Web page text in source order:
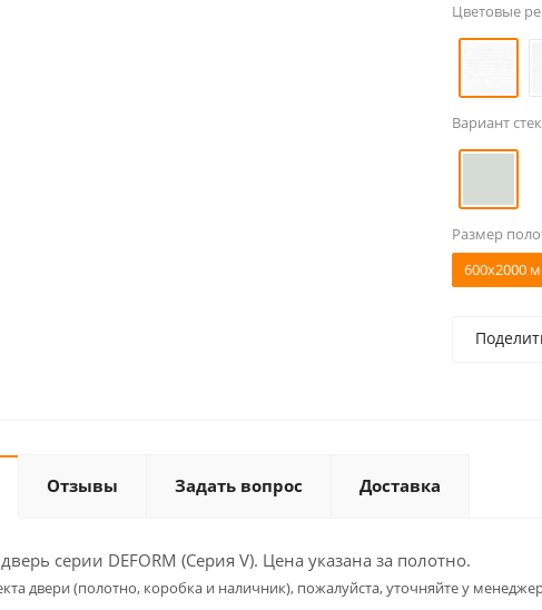
Цветовые
Вариант
Размер
600x2000
Отзывы Задать вопрос Доставка
серии DEFORM (Серия V). Цена указана за полотно.
двери (полотно, коробка и наличник), пожалуйста, уточняйте у